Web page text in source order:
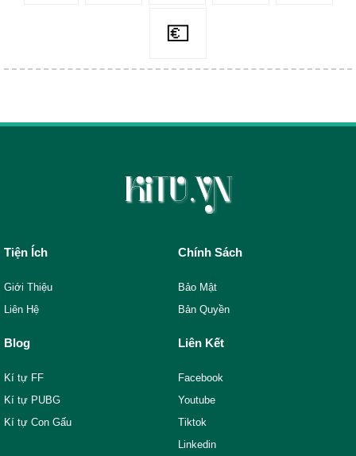
💶
Tiện Ích
Giới Thiệu
Liên Hệ
Chính Sách
Bảo Mật
Bản Quyền
Blog
Kí tự FF
Kí tự PUBG
Kí tự Con Gấu
Liên Kết
Facebook
Youtube
Tiktok
Linkedin